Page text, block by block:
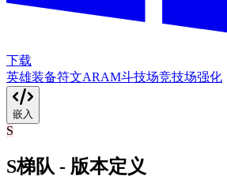
下载
英雄装备符文ARAM斗技场竞技场强化
嵌入
S
S梯队 - 版本定义